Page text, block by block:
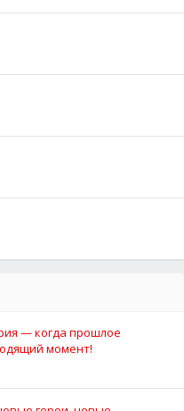
— когда прошлое
момент!